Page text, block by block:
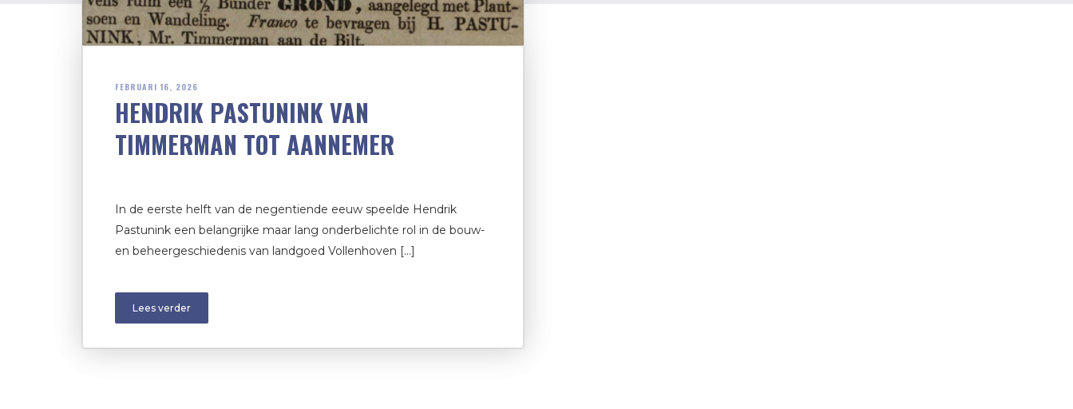
FEBRUARI 16, 2026
HENDRIK PASTUNINK VAN
TIMMERMAN TOT AANNEMER
In de eerste helft van de negentiende eeuw speelde Hendrik
Pastunink een belangrijke maar lang onderbelichte rol in de bouw-
en beheer­geschiedenis van landgoed Vollenhoven […]
Lees verder